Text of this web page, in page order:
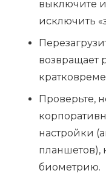
выключите
исключить
возвращает
Проверьте,
настройки
планшетов),
биометрию.